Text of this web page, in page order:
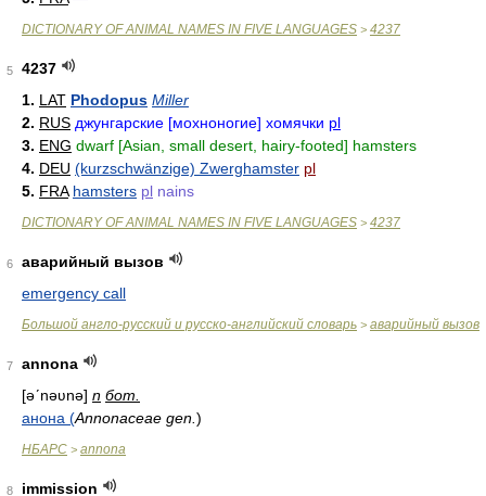
DICTIONARY OF ANIMAL NAMES IN FIVE LANGUAGES > 4237
5
4237
1. LAT Phodopus Miller
2. RUS джунгарские [мохноногие] хомячки pl
3. ENG dwarf [Asian, small desert, hairy-footed] hamsters
4. DEU (kurzschwänzige) Zwerghamster pl
5. FRA hamsters pl nains
DICTIONARY OF ANIMAL NAMES IN FIVE LANGUAGES > 4237
6
аварийный вызов
emergency call
Большой англо-русский и русско-английский словарь > аварийный вызов
7
annona
[əʹnəʋnə] n бот.
анона (Annonaceae gen. )
НБАРС > annona
8
immission